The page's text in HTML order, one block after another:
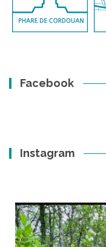
Facebook
Instagram